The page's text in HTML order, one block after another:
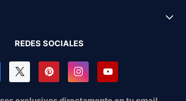
REDES SOCIALES